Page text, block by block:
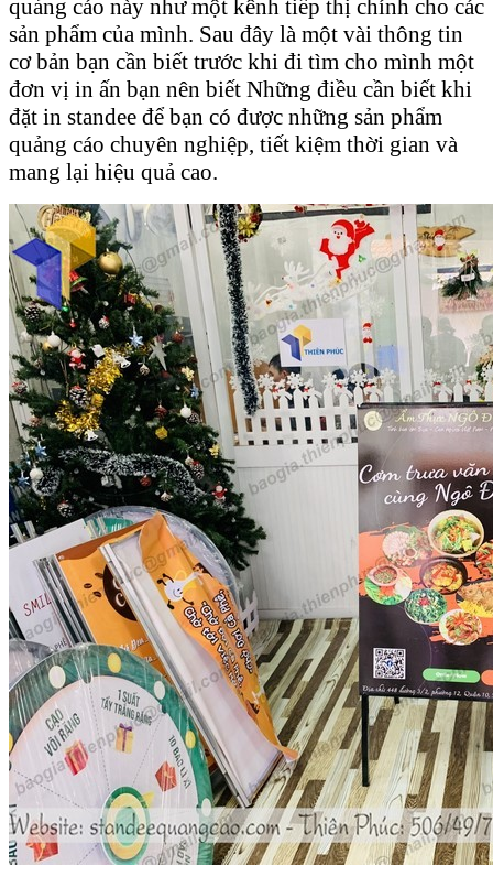
quảng cáo này như một kênh tiếp thị chính cho các
sản phẩm của mình. Sau đây là một vài thông tin
cơ bản bạn cần biết trước khi đi tìm cho mình một
đơn vị in ấn bạn nên biết Những điều cần biết khi
đặt in standee để bạn có được những sản phẩm
quảng cáo chuyên nghiệp, tiết kiệm thời gian và
mang lại hiệu quả cao.